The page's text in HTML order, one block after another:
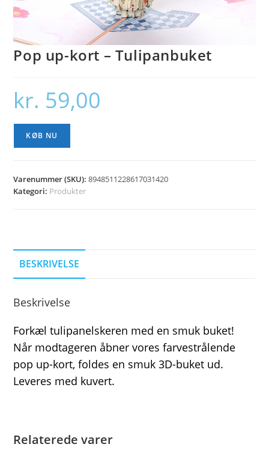
Pop up-kort – Tulipanbuket
kr. 59,00
KØB NU
Varenummer (SKU):8948511228617031420
Kategori: Produkter
BESKRIVELSE
Beskrivelse
Forkæl tulipanelskeren med en smuk buket!
Når modtageren åbner vores farvestrålende
pop up-kort, foldes en smuk 3D-buket ud.
Leveres med kuvert.
Relaterede varer